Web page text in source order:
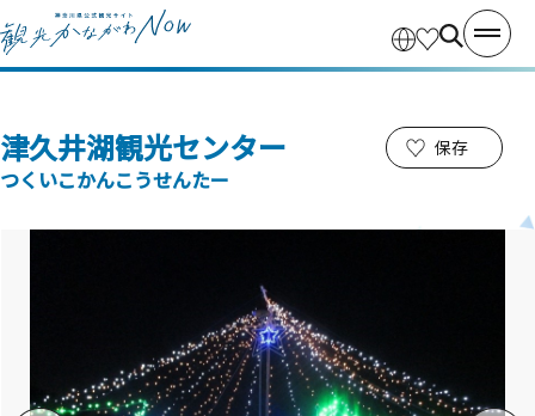
津久井湖観光センター
つくいこかんこうせんたー
保存